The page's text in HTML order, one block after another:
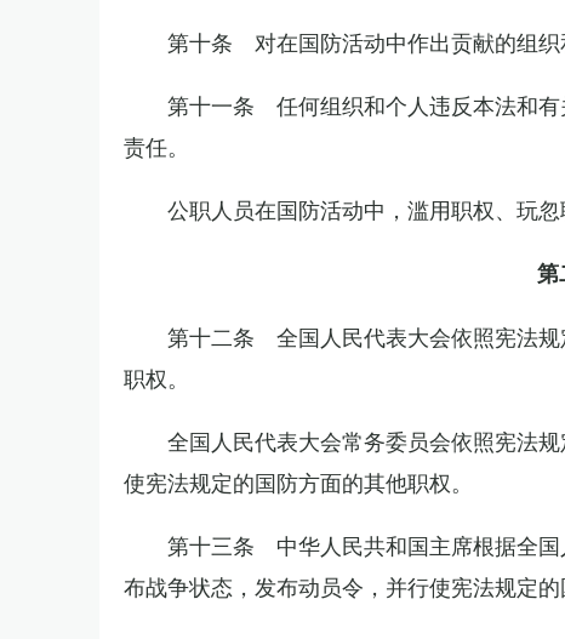
第十条 对在国防活动中作出贡献的组织
第十一条 任何组织和个人违反本法和
责任。
公职人员在国防活动中，滥用职权、玩
第十二条 全国人民代表大会依照宪法
职权。
全国人民代表大会常务委员会依照宪法
使宪法规定的国防方面的其他职权。
第十三条 中华人民共和国主席根据全国
布战争状态，发布动员令，并行使宪法规定的